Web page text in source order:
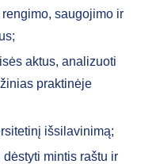
saugojimo ir
aktus, analizuoti
praktinėje
išsilavinimą;
mintis raštu ir